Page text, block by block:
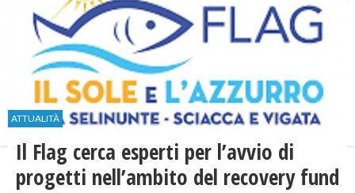
ATTUALITÀ
Il Flag cerca esperti per l’avvio di
progetti nell’ambito del recovery fund